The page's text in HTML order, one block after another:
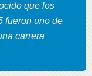
que los
fueron uno de
carrera